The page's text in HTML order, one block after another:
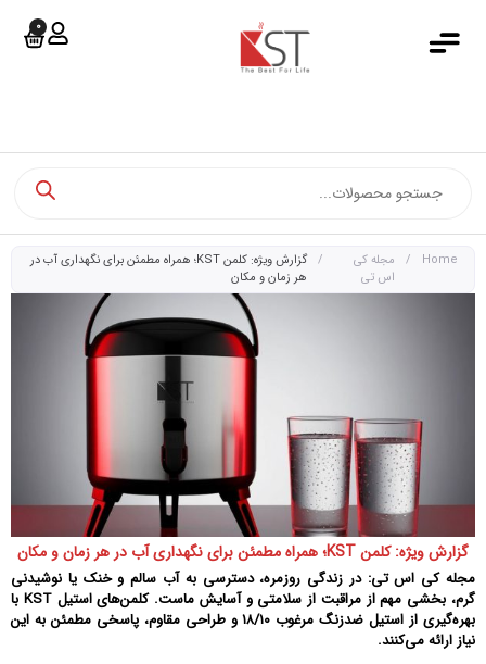
0
دسته بندی محصولات
فروشگاه آنلاین
مجله کی اس تی
تماس با ما
Home
/
مجله کی
اس تی
/
گزارش ویژه: کلمن‌ KST؛ همراه مطمئن برای نگهداری آب در
هر زمان و مکان
گزارش ویژه: کلمن‌ KST؛ همراه مطمئن برای نگهداری آب در هر زمان و مکان
مجله کی اس تی: در زندگی روزمره، دسترسی به آب سالم و خنک یا نوشیدنی
گرم، بخشی مهم از مراقبت از سلامتی و آسایش ماست. کلمن‌های استیل KST با
بهره‌گیری از استیل ضدزنگ مرغوب ۱۸/۱۰ و طراحی مقاوم، پاسخی مطمئن به این
نیاز ارائه می‌کنند.